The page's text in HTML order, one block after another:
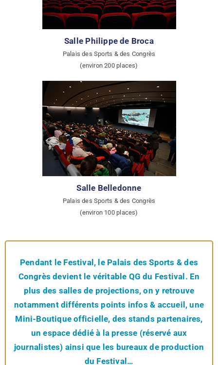
Salle Philippe de Broca
Palais des Sports & des Congrès
(environ 200 places)
Salle Belledonne
Palais des Sports & des Congrès
(environ 100 places)
Pendant le Festival, le Palais des Sports & des
Congrès devient le véritable QG du Festival. En
plus des salles de projections, on y retrouve
notamment différents points infos & accueil, une
Mini-Boutique officielle, des stands partenaires,
un espace dédié à la presse (réservé aux
journalistes) ainsi que les bureaux de production
du Festival…